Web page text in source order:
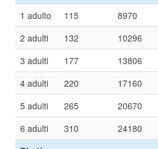
1 adulto 115 8970
2 adulti
132 10296
3 adulti
177 13806
4 adulti
220 17160
5 adulti
265 20670
6 adulti
310 24180